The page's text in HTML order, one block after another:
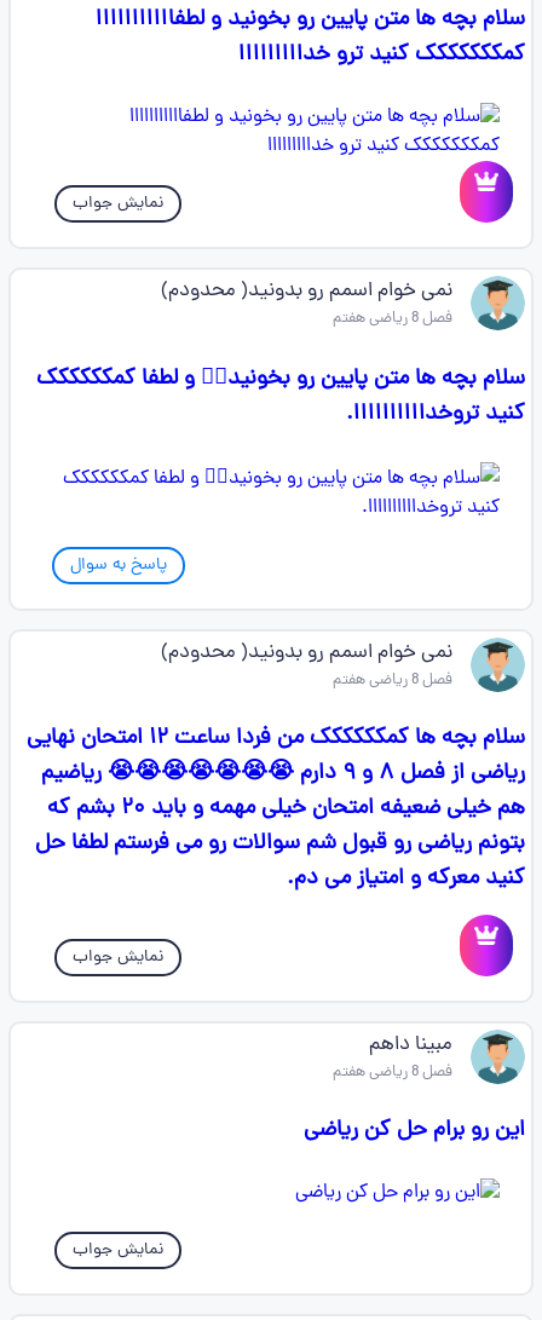
سلام بچه ها متن پایین رو بخونید و لطفااااااااااا
کمککککککک کنید ترو خدااااااااا
نمایش جواب
نمی خوام اسمم رو بدونید( محدودم)
فصل 8 ریاضی هفتم
سلام بچه ها متن پایین رو بخونید👇🏻 و لطفا کمکککککک
کنید تروخداااااااااا.
پاسخ به سوال
نمی خوام اسمم رو بدونید( محدودم)
فصل 8 ریاضی هفتم
سلام بچه ها کمکککککک من فردا ساعت ۱۲ امتحان نهایی
ریاضی از فصل ۸ و ۹ دارم 😭😭😭😭😭😭😭 ریاضیم
هم خیلی ضعیفه امتحان خیلی مهمه و باید ۲۰ بشم که
بتونم ریاضی رو قبول شم سوالات رو می فرستم لطفا حل
کنید معرکه و امتیاز می دم.
نمایش جواب
مبینا داهم
فصل 8 ریاضی هفتم
این رو برام حل کن ریاضی
نمایش جواب